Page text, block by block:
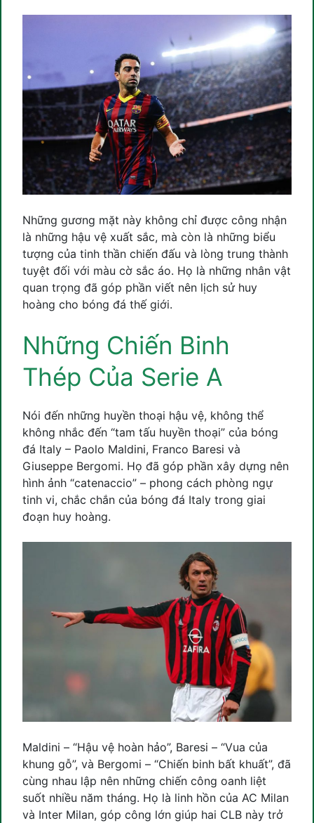
Những gương mặt này không chỉ được công nhận
là những hậu vệ xuất sắc, mà còn là những biểu
tượng của tinh thần chiến đấu và lòng trung thành
tuyệt đối với màu cờ sắc áo. Họ là những nhân vật
quan trọng đã góp phần viết nên lịch sử huy
hoàng cho bóng đá thế giới.
Những Chiến Binh
Thép Của Serie A
Nói đến những huyền thoại hậu vệ, không thể
không nhắc đến “tam tấu huyền thoại” của bóng
đá Italy – Paolo Maldini, Franco Baresi và
Giuseppe Bergomi. Họ đã góp phần xây dựng nên
hình ảnh “catenaccio” – phong cách phòng ngự
tinh vi, chắc chắn của bóng đá Italy trong giai
đoạn huy hoàng.
Maldini – “Hậu vệ hoàn hảo”, Baresi – “Vua của
khung gỗ”, và Bergomi – “Chiến binh bất khuất”, đã
cùng nhau lập nên những chiến công oanh liệt
suốt nhiều năm tháng. Họ là linh hồn của AC Milan
và Inter Milan, góp công lớn giúp hai CLB này trở